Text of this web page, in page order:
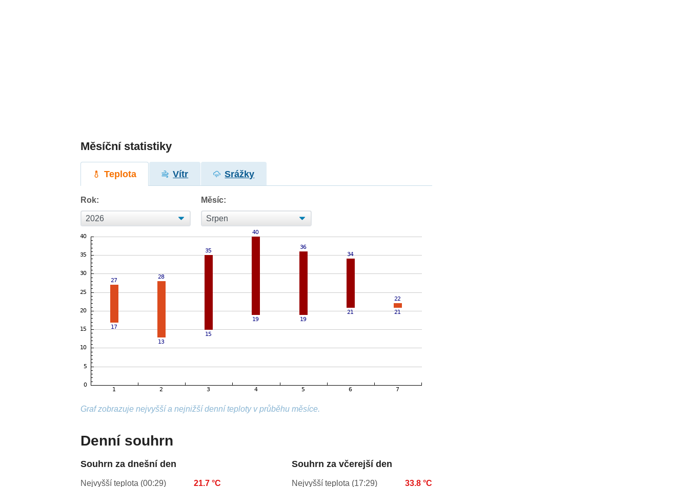
Měsíční statistiky
Teplota Vítr Srážky
Rok: Měsíc:
Graf zobrazuje nejvyšší a nejnižší denní teploty v průběhu měsíce.
Denní souhrn
Souhrn za dnešní den
Nejvyšší teplota (00:29) 21.7 °C
Souhrn za včerejší den
Nejvyšší teplota (17:29) 33.8 °C